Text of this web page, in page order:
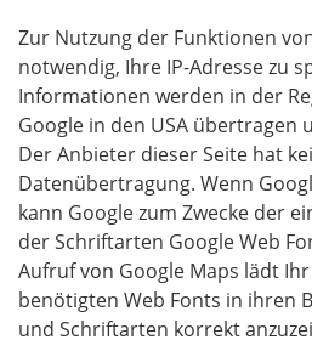
Zur Nutzung der Funktionen
notwendig, Ihre IP-Adresse zu
Informationen werden in der
Google in den USA übertragen
Der Anbieter dieser Seite hat
Datenübertragung. Wenn
kann Google zum Zwecke der
der Schriftarten Google Web
Aufruf von Google Maps lädt
benötigten Web Fonts in ihren
und Schriftarten korrekt